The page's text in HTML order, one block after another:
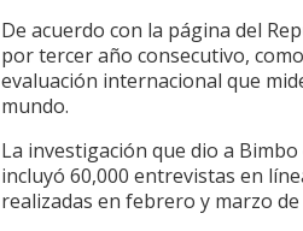
De acuerdo con la página del
por tercer año consecutivo,
evaluación internacional que
mundo.
La investigación que dio a
incluyó 60,000 entrevistas en
realizadas en febrero y marzo de